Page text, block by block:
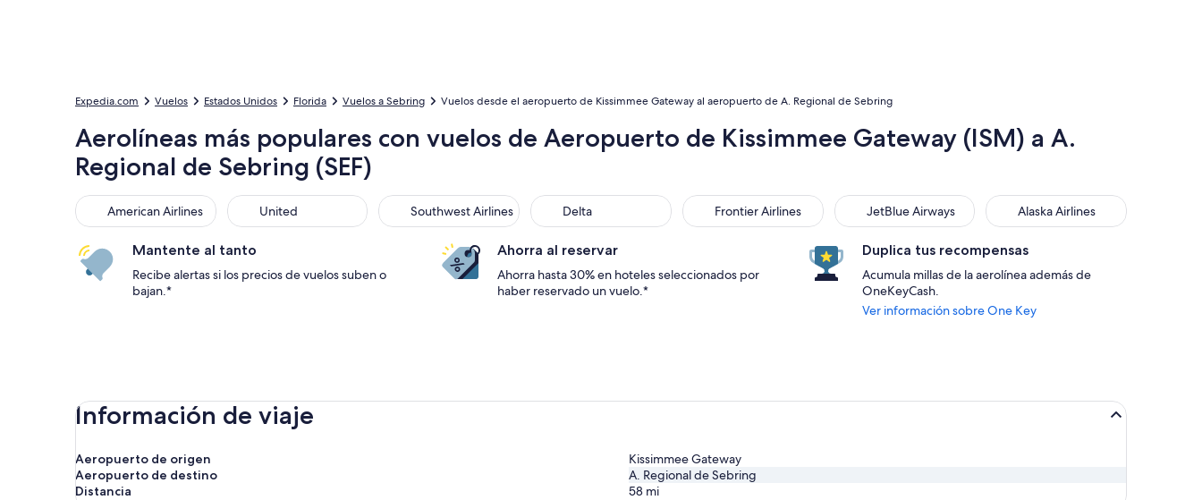
Expedia.com Vuelos Estados Unidos Florida Vuelos a Sebring Vuelos desde el aeropuerto de Kissimmee Gateway al aeropuerto de A. Regional de Sebring
Aerolíneas más populares con vuelos de Aeropuerto de Kissimmee Gateway (ISM) a A.
Regional de Sebring (SEF)
American Airlines
American Airlines United
United Southwest Airlines
Southwest Airlines Delta
Delta Frontier Airlines
Frontier Airlines JetBlue Airways
JetBlue Airways Alaska Airlines
Alaska Airlines
Mantente al tanto
Recibe alertas si los precios de vuelos suben o
bajan.*
Ahorra al reservar
Ahorra hasta 30% en hoteles seleccionados por
haber reservado un vuelo.*
Duplica tus recompensas
Acumula millas de la aerolínea además de
OneKeyCash.
Ver información sobre One Key
Información de viaje
Aeropuerto de origen
Kissimmee Gateway
Aeropuerto de destino
A. Regional de Sebring
Distancia
58 mi